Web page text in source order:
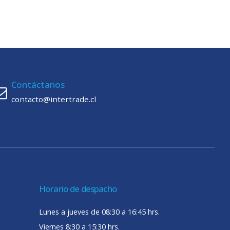
Contáctanos
contacto@intertrade.cl
Horario de despacho
Lunes a jueves de 08:30 a 16:45 hrs.
Viernes 8:30 a 15:30 hrs.